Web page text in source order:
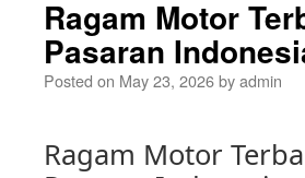
Ragam Motor
Pasaran
Posted on May 23, 2026byadmin
Ragam Motor